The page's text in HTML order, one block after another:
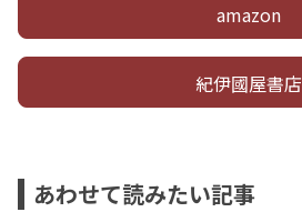
amazon
紀伊國屋書店
あわせて読みたい記事